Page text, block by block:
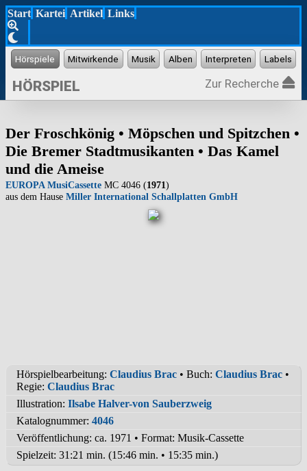
Start Kartei Artikel Links
HÖRSPIEL Zur Recherche
Der Froschkönig • Möpschen und Spitzchen •
Die Bremer Stadtmusikanten • Das Kamel
und die Ameise
EUROPA MusiCassette MC 4046 (1971)
aus dem Hause Miller International Schallplatten GmbH
Hörspielbearbeitung: Claudius Brac • Buch: Claudius Brac •
Regie: Claudius Brac
Illustration: Ilsabe Halver-von Sauberzweig
Katalognummer: 4046
Veröffentlichung: ca. 1971 • Format: Musik-Cassette
Spielzeit: 31:21 min. (15:46 min. • 15:35 min.)